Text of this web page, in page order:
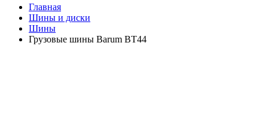
Главная
Шины и диски
Шины
Грузовые шины Barum BT44